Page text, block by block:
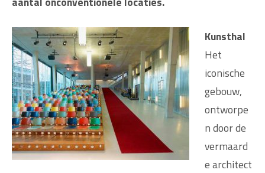
Kunsthal
Het
iconische
gebouw,
ontworpe
n door de
vermaard
e architect